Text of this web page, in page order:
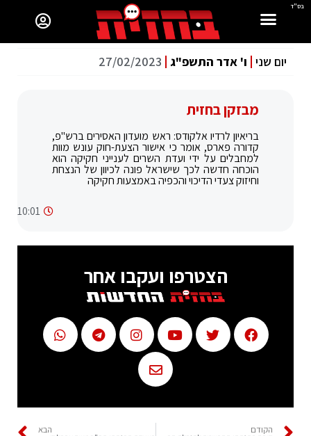
בס"ד
יום שני ו' אדר התשפ"ג 27/02/2023
מבזקן בחזית
בריאיון לרדיו אלקודס: ראש מועדון האסירים ברש"פ,
קדורה פארס, אומר כי אישור הצעת-חוק עונש מוות
למחבלים על ידי ועדת השרים לענייני חקיקה הוא
הוכחה חדשה לכך שישראל פונה לכיוון של הנצחת
וחיזוק צעדי הדיכוי והכפיה באמצעות חקיקה
10:01
הצטרפו ועקבו אחר
הקודם הבא